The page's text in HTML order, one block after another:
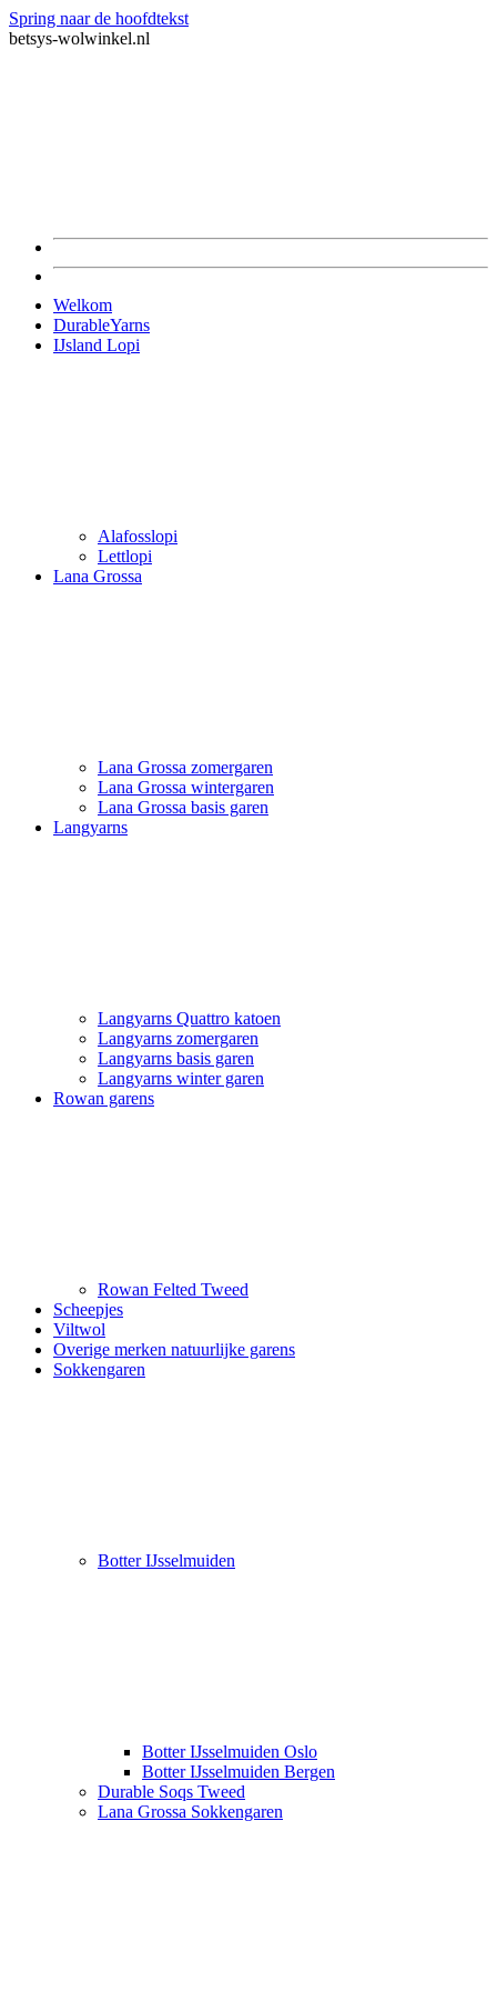
Spring naar de hoofdtekst
betsys-wolwinkel.nl
Welkom
DurableYarns
IJsland Lopi
Alafosslopi
Lettlopi
Lana Grossa
Lana Grossa zomergaren
Lana Grossa wintergaren
Lana Grossa basis garen
Langyarns
Langyarns Quattro katoen
Langyarns zomergaren
Langyarns basis garen
Langyarns winter garen
Rowan garens
Rowan Felted Tweed
Scheepjes
Viltwol
Overige merken natuurlijke garens
Sokkengaren
Botter IJsselmuiden
Botter IJsselmuiden Oslo
Botter IJsselmuiden Bergen
Durable Soqs Tweed
Lana Grossa Sokkengaren